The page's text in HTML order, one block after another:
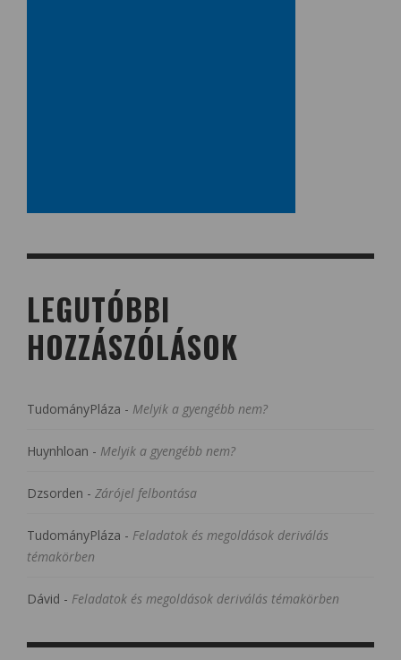
LEGUTÓBBI
HOZZÁSZÓLÁSOK
TudományPláza - Melyik a gyengébb nem?
Huynhloan - Melyik a gyengébb nem?
Dzsorden - Zárójel felbontása
TudományPláza - Feladatok és megoldások deriválás
témakörben
Dávid - Feladatok és megoldások deriválás témakörben